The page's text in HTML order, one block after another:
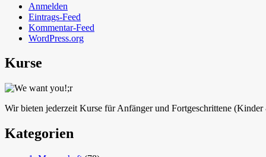
Anmelden
Eintrags-Feed
Kommentar-Feed
WordPress.org
Kurse
Wir bieten jederzeit Kurse für Anfänger und Fortgeschrittene
Kategorien